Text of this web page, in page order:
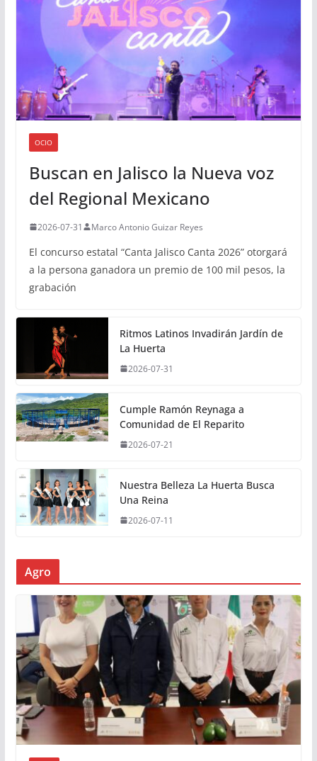
OCIO
Buscan en Jalisco la Nueva voz
del Regional Mexicano
2026-07-31 Marco Antonio Guizar Reyes
El concurso estatal “Canta Jalisco Canta 2026” otorgará
a la persona ganadora un premio de 100 mil pesos, la
grabación
Ritmos Latinos Invadirán Jardín de
La Huerta
2026-07-31
Cumple Ramón Reynaga a
Comunidad de El Reparito
2026-07-21
Nuestra Belleza La Huerta Busca
Una Reina
2026-07-11
Agro